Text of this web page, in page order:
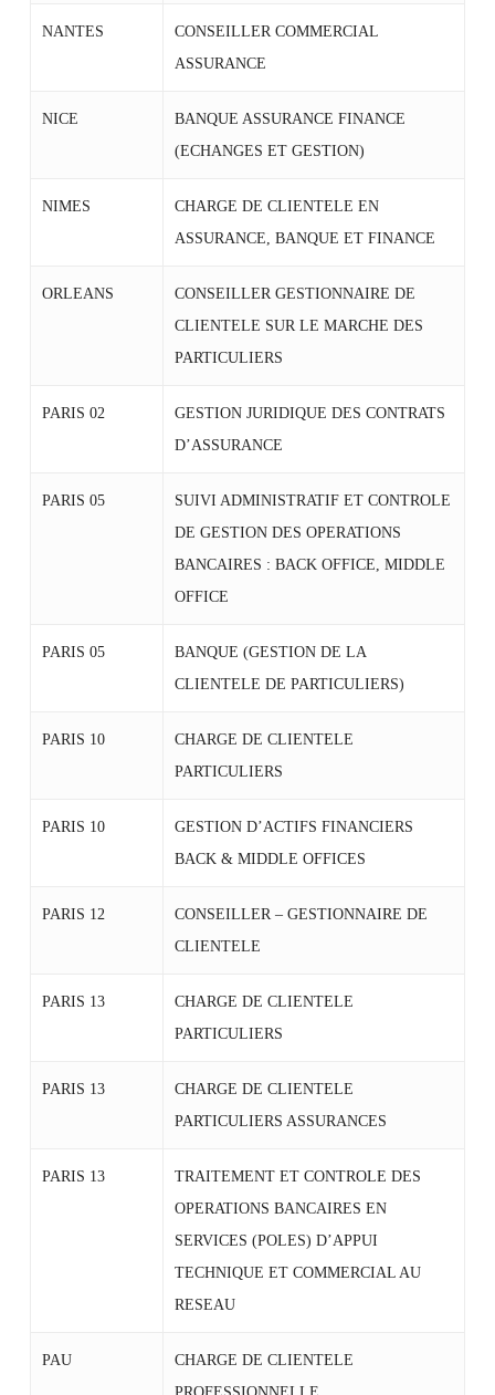
NANTES
CONSEILLER COMMERCIAL
ASSURANCE
NICE
BANQUE ASSURANCE FINANCE
(ECHANGES ET GESTION)
NIMES
CHARGE DE CLIENTELE EN
ASSURANCE, BANQUE ET FINANCE
ORLEANS
CONSEILLER GESTIONNAIRE DE
CLIENTELE SUR LE MARCHE DES
PARTICULIERS
PARIS 02
GESTION JURIDIQUE DES CONTRATS
D’ASSURANCE
PARIS 05
SUIVI ADMINISTRATIF ET CONTROLE
DE GESTION DES OPERATIONS
BANCAIRES : BACK OFFICE, MIDDLE
OFFICE
PARIS 05
BANQUE (GESTION DE LA
CLIENTELE DE PARTICULIERS)
PARIS 10
CHARGE DE CLIENTELE
PARTICULIERS
PARIS 10
GESTION D’ACTIFS FINANCIERS
BACK & MIDDLE OFFICES
PARIS 12
CONSEILLER – GESTIONNAIRE DE
CLIENTELE
PARIS 13
CHARGE DE CLIENTELE
PARTICULIERS
PARIS 13
CHARGE DE CLIENTELE
PARTICULIERS ASSURANCES
PARIS 13
TRAITEMENT ET CONTROLE DES
OPERATIONS BANCAIRES EN
SERVICES (POLES) D’APPUI
TECHNIQUE ET COMMERCIAL AU
RESEAU
PAU
CHARGE DE CLIENTELE